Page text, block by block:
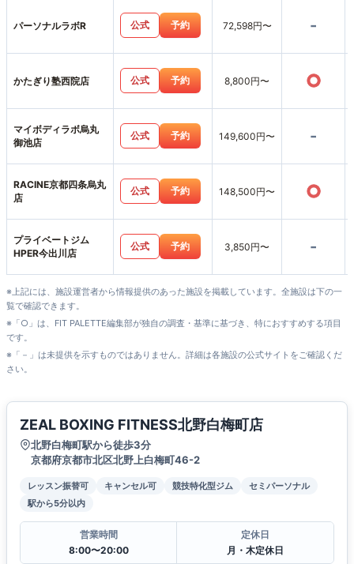
パーソナルラボR 公式 予約 72,598円〜 -
かたぎり塾西院店 公式 予約 8,800円〜 ○
マイボディラボ烏丸
御池店
公式 予約 149,600円〜 -
RACINE京都四条烏丸
店
公式 予約 148,500円〜 ○
プライベートジム
HPER今出川店
公式 予約 3,850円〜 -
※上記には、施設運営者から情報提供のあった施設を掲載しています。全施設は下の一
覧で確認できます。
※「○」は、FIT PALETTE編集部が独自の調査・基準に基づき、特におすすめする項目
です。
※「－」は未提供を示すものではありません。詳細は各施設の公式サイトをご確認くだ
さい。
ZEAL BOXING FITNESS北野白梅町店
北野白梅町駅から徒歩3分
京都府京都市北区北野上白梅町46-2
レッスン振替可 キャンセル可 競技特化型ジム
セミパーソナル
駅から5分以内
営業時間
8:00〜20:00
定休日
月・木定休日